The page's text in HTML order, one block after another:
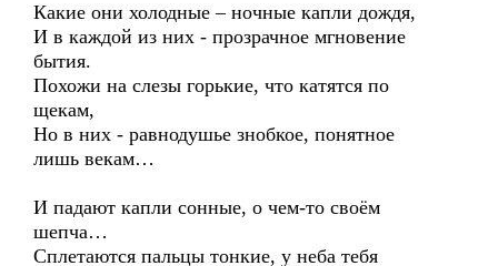
Какие они холодные – ночные капли дождя,
И в каждой из них - прозрачное мгновение
бытия.
Похожи на слезы горькие, что катятся по
щекам,
Но в них - равнодушье знобкое, понятное
лишь векам…
И падают капли сонные, о чем-то своём
шепча…
Сплетаются пальцы тонкие, у неба тебя